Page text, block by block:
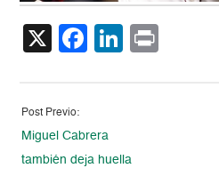
X Facebook
LinkedIn
Post Previo:
Miguel Cabrera
también deja huella